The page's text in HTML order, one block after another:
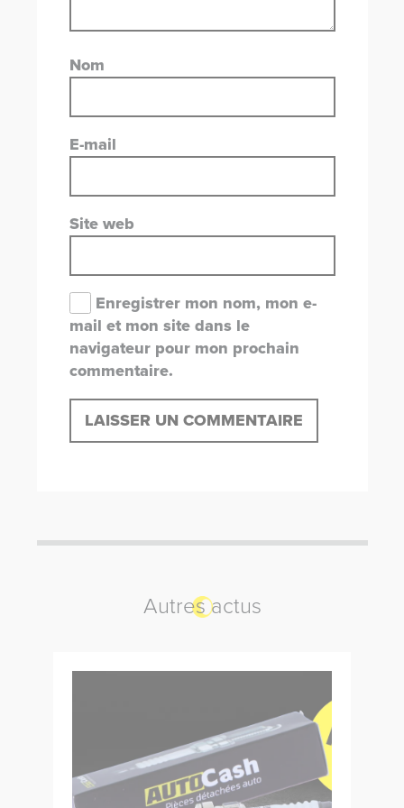
Nom
E-mail
Site web
Enregistrer mon nom, mon e-
mail et mon site dans le
navigateur pour mon prochain
commentaire.
Autres actus